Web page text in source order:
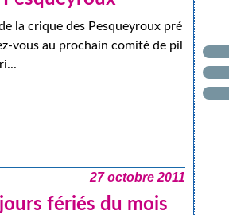
la crique des Pesqueyroux pré
vous au prochain comité de pil
27 octobre 2011
fériés du mois